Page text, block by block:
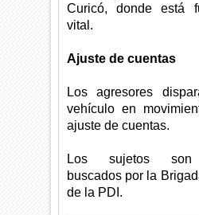
Curicó, donde está
vital.
Ajuste de cuentas
Los agresores
vehículo en
ajuste de cuentas.
Los sujetos
buscados por la
de la PDI.